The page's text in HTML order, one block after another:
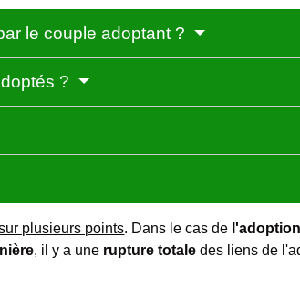
le couple adoptant ?
?
plusieurs points. Dans le cas de
, il y a une rupture totale des liens de